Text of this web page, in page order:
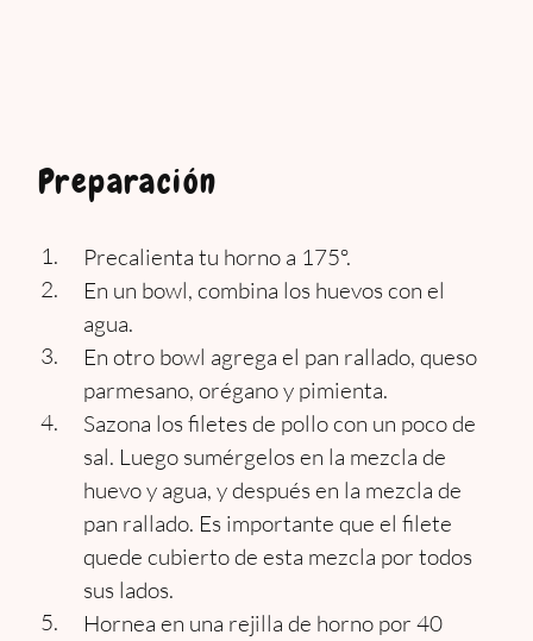
Preparación
Precalienta tu horno a 175º.
En un bowl, combina los huevos con el
agua.
En otro bowl agrega el pan rallado, queso
parmesano, orégano y pimienta.
Sazona los filetes de pollo con un poco de
sal. Luego sumérgelos en la mezcla de
huevo y agua, y después en la mezcla de
pan rallado. Es importante que el filete
quede cubierto de esta mezcla por todos
sus lados.
Hornea en una rejilla de horno por 40